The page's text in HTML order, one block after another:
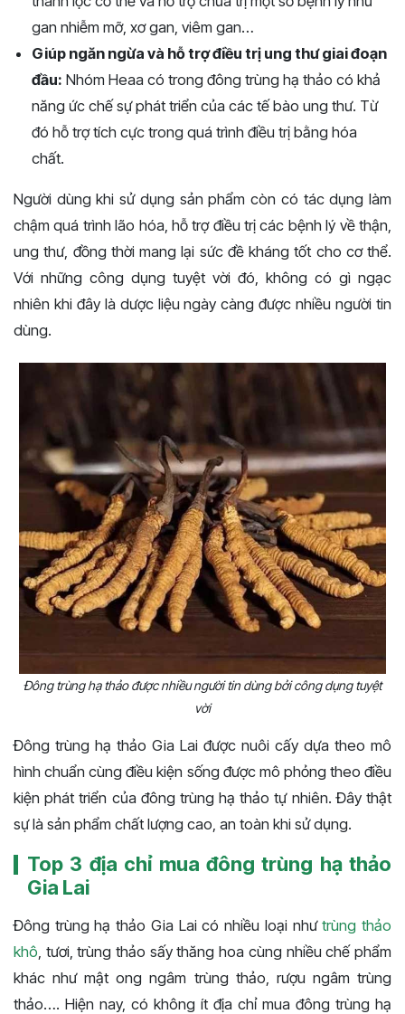
gan nhiễm mỡ, xơ gan, viêm gan…
Giúp ngăn ngừa và hỗ trợ điều trị ung thư giai đoạn
đầu: Nhóm Heaa có trong đông trùng hạ thảo có khả
năng ức chế sự phát triển của các tế bào ung thư. Từ
đó hỗ trợ tích cực trong quá trình điều trị bằng hóa
chất.
Người dùng khi sử dụng sản phẩm còn có tác dụng làm
chậm quá trình lão hóa, hỗ trợ điều trị các bệnh lý về thận,
ung thư, đồng thời mang lại sức đề kháng tốt cho cơ thể.
Với những công dụng tuyệt vời đó, không có gì ngạc
nhiên khi đây là dược liệu ngày càng được nhiều người tin
dùng.
Đông trùng hạ thảo được nhiều người tin dùng bởi công dụng tuyệt
vời
Đông trùng hạ thảo Gia Lai được nuôi cấy dựa theo mô
hình chuẩn cùng điều kiện sống được mô phỏng theo điều
kiện phát triển của đông trùng hạ thảo tự nhiên. Đây thật
sự là sản phẩm chất lượng cao, an toàn khi sử dụng.
Top 3 địa chỉ mua đông trùng hạ thảo
Gia Lai
Đông trùng hạ thảo Gia Lai có nhiều loại nhưtrùng thảo
khô , tươi, trùng thảo sấy thăng hoa cùng nhiều chế phẩm
khác như mật ong ngâm trùng thảo, rượu ngâm trùng
thảo…. Hiện nay, có không ít địa chỉ mua đông trùng hạ